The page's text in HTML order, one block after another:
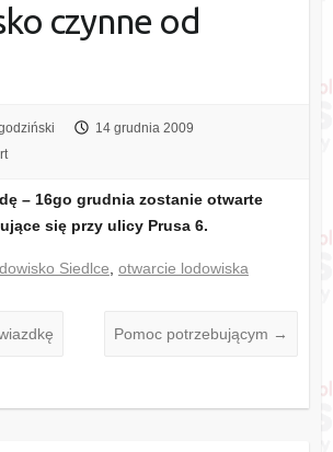
czynne od
14 grudnia 2009
– 16go grudnia zostanie otwarte
się przy ulicy Prusa 6.
Siedlce, otwarcie lodowiska
Pomoc potrzebującym →